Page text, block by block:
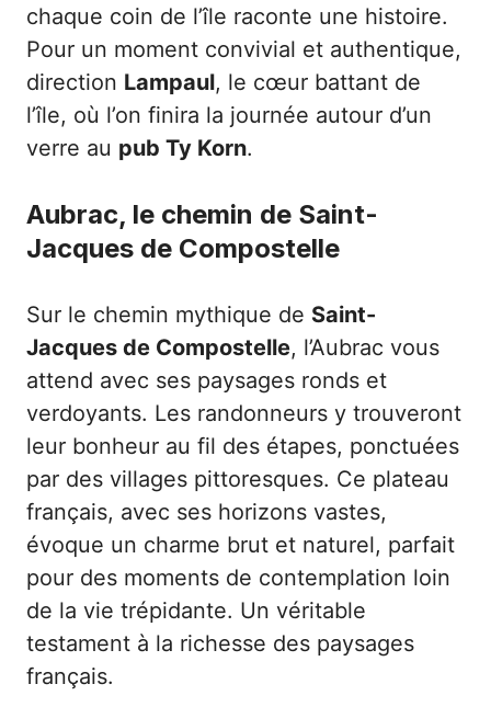
chaque coin de l’île raconte une histoire.
Pour un moment convivial et authentique,
direction Lampaul, le cœur battant de
l’île, où l’on finira la journée autour d’un
verre au pub Ty Korn.
Aubrac, le chemin de Saint-
Jacques de Compostelle
Sur le chemin mythique de Saint-
Jacques de Compostelle, l’Aubrac vous
attend avec ses paysages ronds et
verdoyants. Les randonneurs y trouveront
leur bonheur au fil des étapes, ponctuées
par des villages pittoresques. Ce plateau
français, avec ses horizons vastes,
évoque un charme brut et naturel, parfait
pour des moments de contemplation loin
de la vie trépidante. Un véritable
testament à la richesse des paysages
français.